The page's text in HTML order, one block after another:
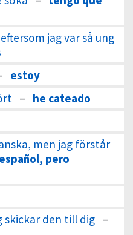
jag var så ung
estoy
– he cateado
men jag förstår
pero
skickar den till dig –